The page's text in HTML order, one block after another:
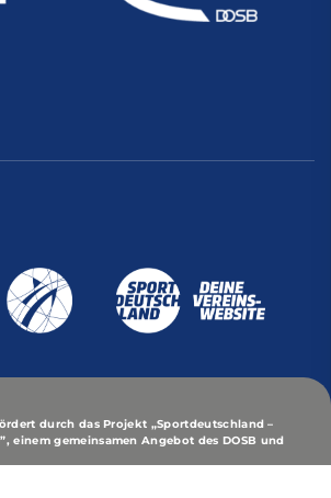
durch das Projekt „Sportdeutschland –
, einem gemeinsamen Angebot des DOSB und